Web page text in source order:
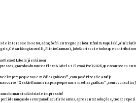
de interesse do setor, a doação foi entregue pelo Sr. Efraim Kapulski, a
César Mangiacavalli, Plínio Gramani, João Scortecci e todos que
Flexo & Labels já está no ar
gravados durante a Flexo & Labels + Flexo & Pack 2026, que aconteceu
para pequenas e médias gráficas”, com José Pires de Araújo
o curso “Gestão financeira para pequenas e médias gráficas”, com o consultor
a indústria de impressão!
por lideranças do setor para discutir desafios, apresentar soluções, trocar